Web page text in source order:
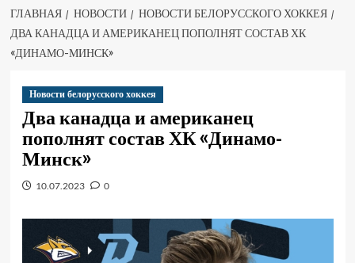
ГЛАВНАЯ НОВОСТИ
НОВОСТИ БЕЛОРУССКОГО ХОККЕЯ
ДВА КАНАДЦА И АМЕРИКАНЕЦ ПОПОЛНЯТ СОСТАВ ХК
«ДИНАМО-МИНСК»
Новости белорусского хоккея
Два канадца и американец
пополнят состав ХК «Динамо-
Минск»
10.07.2023 0